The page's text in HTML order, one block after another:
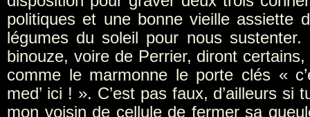
politiques et une bonne vieille assiette
légumes du soleil pour nous sustenter.
binouze, voire de Perrier, diront
comme le marmonne le porte clés «
med’ ici ! ». C’est pas faux, d’ailleurs si
mon voisin de cellule de fermer sa